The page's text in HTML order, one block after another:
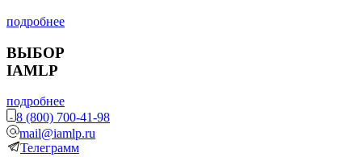
подробнее
ВЫБОР
IAMLP
подробнее
8 (800) 700-41-98
mail@iamlp.ru
Телеграмм